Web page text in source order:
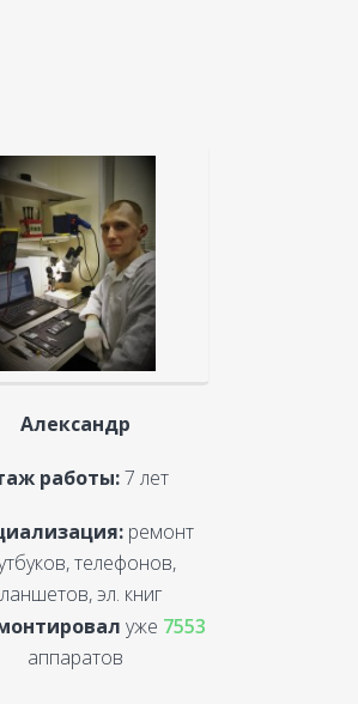
Александр
работы:7 лет
ремонт
телефонов,
эл. книг
уже 7553
аппаратов